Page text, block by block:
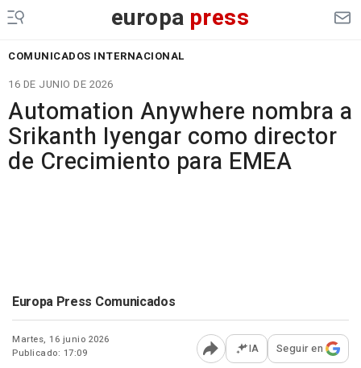
europa press
COMUNICADOS INTERNACIONAL
16 DE JUNIO DE 2026
Automation Anywhere nombra a
Srikanth Iyengar como director
de Crecimiento para EMEA
Europa Press Comunicados
Martes, 16 junio 2026
Publicado: 17:09
Abrir opciones para
IA Seguir en